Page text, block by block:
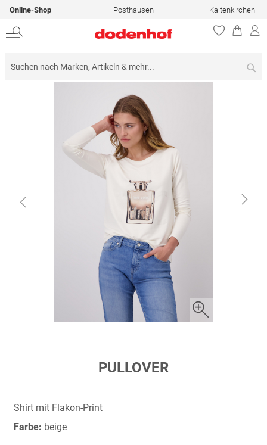
Online-Shop Posthausen Kaltenkirchen
springen
PULLOVER
Shirt mit Flakon-Print
Farbe: beige